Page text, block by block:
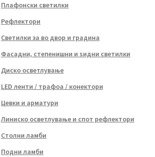
Плафонски светилки
Рефлектори
Светилки за во двор и градина
Фасадни, степенишни и ѕидни светилки
Диско осветлување
LED ленти / трафоа / конектори
Цевки и арматури
Линиско осветлување и спот рефлектори
Столни ламби
Подни ламби